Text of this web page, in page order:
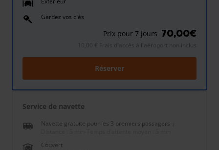
Gardez vos clés
Prix pour 7 jours 70,00€
10,00 € Frais d'accès à l'aéroport non inclus
Réserver
Service de navette
Navette gratuite pour les 3 premiers passagers
Couvert